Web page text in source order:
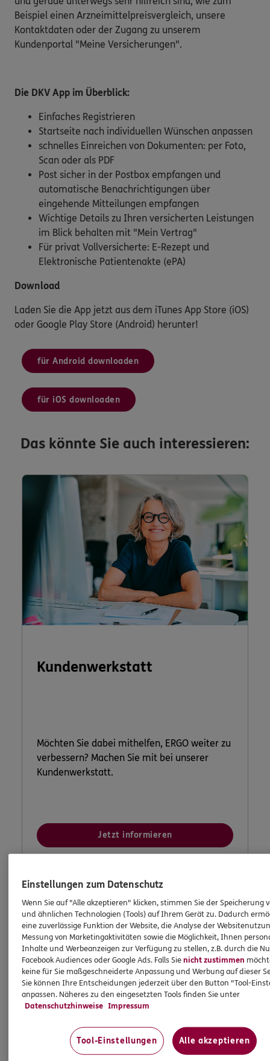
Beispiel einen Arzneimittelpreisvergleich, unsere
Kontaktdaten oder der Zugang zu unserem
Kundenportal "Meine Versicherungen".
Die DKV App im Überblick:
Einfaches Registrieren
Startseite nach individuellen Wünschen anpassen
schnelles Einreichen von Dokumenten: per Foto,
Scan oder als PDF
Post sicher in der Postbox empfangen und
automatische Benachrichtigungen über
eingehende Mitteilungen empfangen
Wichtige Details zu Ihren versicherten Leistungen
im Blick behalten mit "Mein Vertrag"
Für privat Vollversicherte: E-Rezept und
Elektronische Patientenakte (ePA)
Download
Laden Sie die App jetzt aus dem iTunes App Store (iOS)
oder Google Play Store (Android) herunter!
für Android downloaden
für iOS downloaden
Das könnte Sie auch interessieren:
Kundenwerkstatt
Möchten Sie dabei mithelfen, ERGO weiter zu
verbessern? Machen Sie mit bei unserer
Kundenwerkstatt.
Jetzt informieren
Einstellungen zum Datenschutz
Wenn Sie auf "Alle akzeptieren" klicken, stimmen Sie der Speicherung
und ähnlichen Technologien (Tools) auf Ihrem Gerät zu. Dadurch
eine zuverlässige Funktion der Website, die Analyse der
Messung von Marketingaktivitäten sowie die Möglichkeit, Ihnen
Inhalte und Werbeanzeigen zur Verfügung zu stellen, z.B. durch die
Facebook Audiences oder Google Ads. Falls Sienicht zustimmen
keine für Sie maßgeschneiderte Anpassung und Werbung auf dieser
Sie können Ihre Entscheidungen jederzeit über den Button "Tool-
anpassen. Näheres zu den eingesetzten Tools finden Sie unter
Datenschutzhinweise Impressum
Tool-Einstellungen Alle akzeptieren